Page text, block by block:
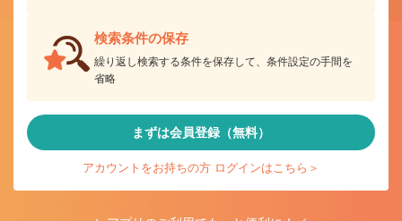
検索条件の保存
繰り返し検索する条件を保存して、条件設定の手間を
省略
まずは会員登録（無料）
アカウントをお持ちの方 ログインはこちら＞